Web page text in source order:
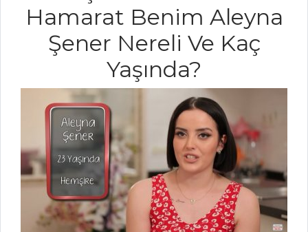
SEBZE
YEMEKLERI
Bezelyeli Pay
Mini Kabaklı
Mutaniye
Zeytinyağlı
Kabak
Sebze Yemekleri
Tüm Tarifleri
Hamarat Benim Aleyna
Şener Nereli Ve Kaç
Yaşında?